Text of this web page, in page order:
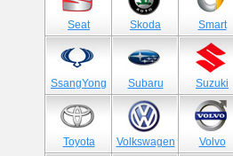
Seat Skoda Smart
SsangYong Subaru Suzuki
Toyota Volkswagen Volvo